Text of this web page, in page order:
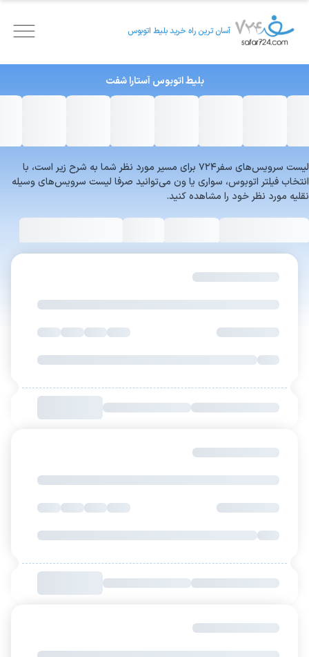
آسان ترین راه خرید بلیط اتوبوس
بلیط اتوبوس آستاراشفت
لیست سرویس‌های سفر۷۲۴ برای مسیر مورد نظر شما به شرح زیر است، با
انتخاب فیلتر اتوبوس، سواری یا ون می‌توانید صرفا لیست سرویس‌های وسیله
نقلیه مورد نظر خود را مشاهده کنید.